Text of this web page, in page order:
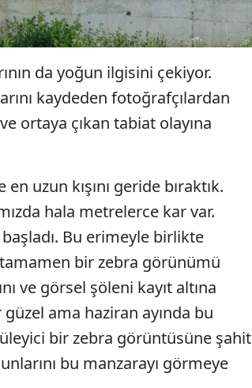
da yoğun ilgisini çekiyor.
kaydeden fotoğrafçılardan
ortaya çıkan tabiat olayına
uzun kışını geride bıraktık.
hala metrelerce kar var.
Bu erimeyle birlikte
bir zebra görünümü
ve görsel şöleni kayıt altına
ama haziran ayında bu
bir zebra görüntüsüne şahit
bu manzarayı görmeye